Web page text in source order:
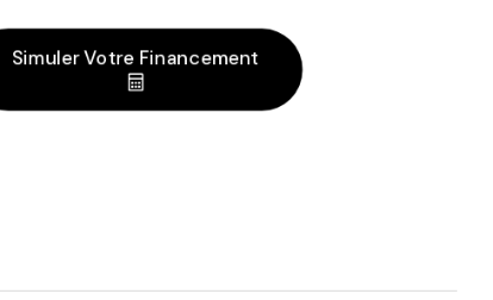
Simuler Votre Financement